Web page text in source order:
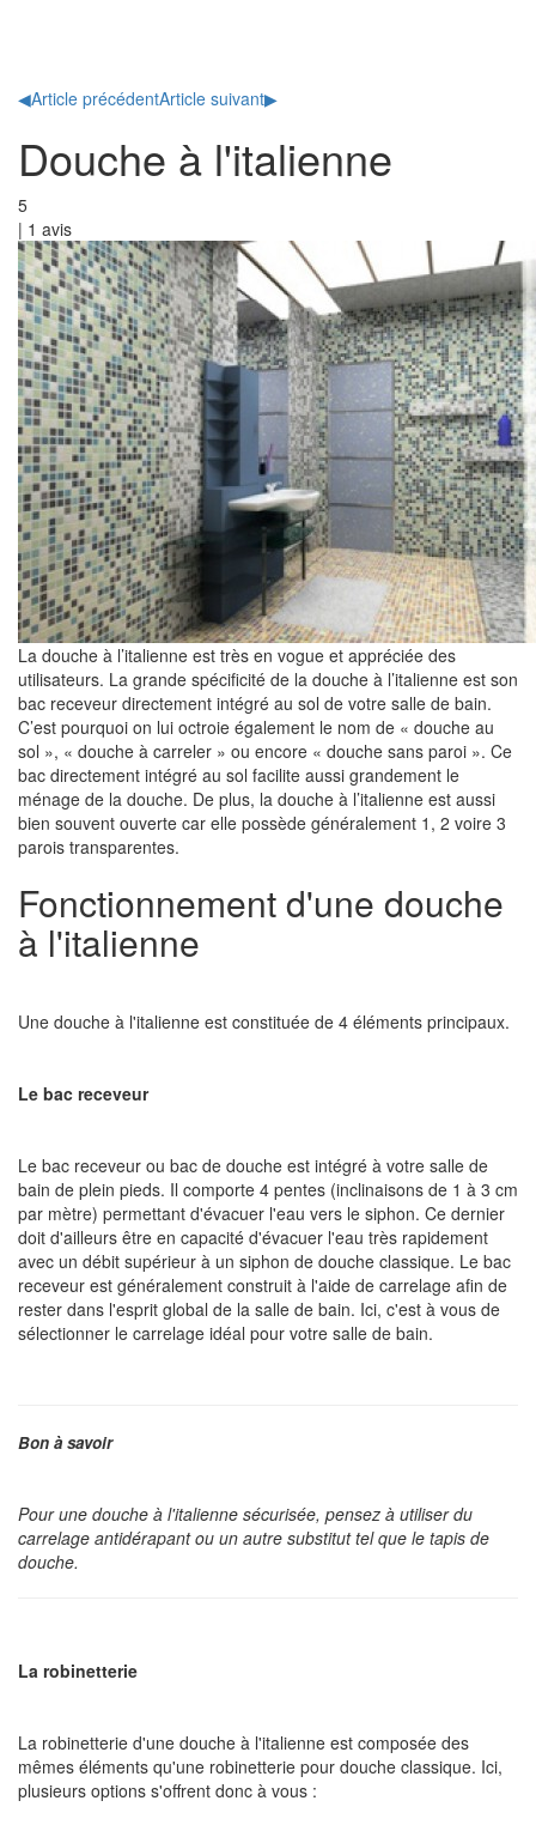
◀Article précédentArticle suivant▶
Douche à l'italienne
5
| 1 avis
La douche à l’italienne est très en vogue et appréciée des
utilisateurs. La grande spécificité de la douche à l’italienne est son
bac receveur directement intégré au sol de votre salle de bain.
C’est pourquoi on lui octroie également le nom de « douche au
sol », « douche à carreler » ou encore « douche sans paroi ». Ce
bac directement intégré au sol facilite aussi grandement le
ménage de la douche. De plus, la douche à l’italienne est aussi
bien souvent ouverte car elle possède généralement 1, 2 voire 3
parois transparentes.
Fonctionnement d'une douche
à l'italienne
Une douche à l'italienne est constituée de 4 éléments principaux.
Le bac receveur
Le bac receveur ou bac de douche est intégré à votre salle de
bain de plein pieds. Il comporte 4 pentes (inclinaisons de 1 à 3 cm
par mètre) permettant d'évacuer l'eau vers le siphon. Ce dernier
doit d'ailleurs être en capacité d'évacuer l'eau très rapidement
avec un débit supérieur à un siphon de douche classique. Le bac
receveur est généralement construit à l'aide de carrelage afin de
rester dans l'esprit global de la salle de bain. Ici, c'est à vous de
sélectionner le carrelage idéal pour votre salle de bain.
Bon à savoir
Pour une douche à l'italienne sécurisée, pensez à utiliser du
carrelage antidérapant ou un autre substitut tel que le tapis de
douche.
La robinetterie
La robinetterie d'une douche à l'italienne est composée des
mêmes éléments qu'une robinetterie pour douche classique. Ici,
plusieurs options s'offrent donc à vous :